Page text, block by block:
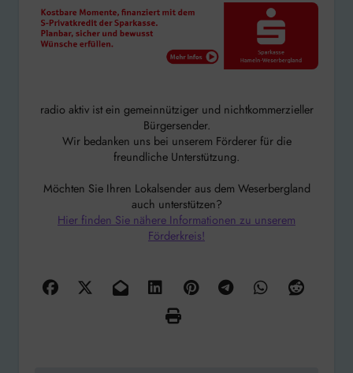
radio aktiv ist ein gemeinnütziger und nichtkommerzieller
Bürgersender.
Wir bedanken uns bei unserem Förderer für die
freundliche Unterstützung.
Möchten Sie Ihren Lokalsender aus dem Weserbergland
auch unterstützen?
Hier finden Sie nähere Informationen zu unserem
Förderkreis!